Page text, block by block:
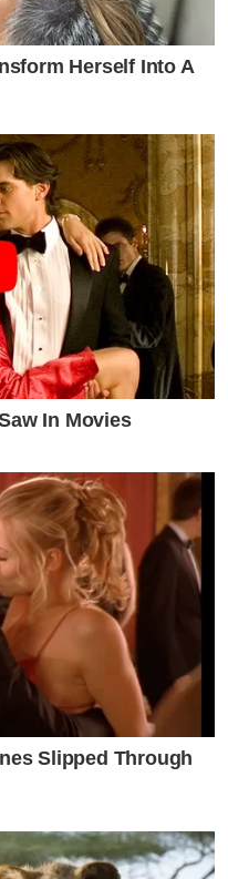
Herself Into A
In Movies
Slipped Through